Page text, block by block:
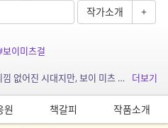
작가소개 +
이미츠걸
소개: 신체를 기계화하는 것에 거리낌 없어진 시대지만, 보이 미츠 걸은 마법같은 기적을 일으킨다.
더보기
원 책갈피 작품소개